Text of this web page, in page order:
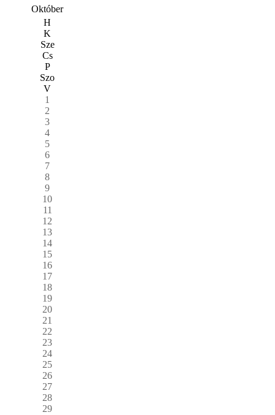
Október
H
K
Sze
Cs
P
Szo
V
1
2
3
4
5
6
7
8
9
10
11
12
13
14
15
16
17
18
19
20
21
22
23
24
25
26
27
28
29